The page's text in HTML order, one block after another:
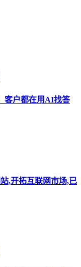
客户都在用AI找答
,开拓互联网市场,已